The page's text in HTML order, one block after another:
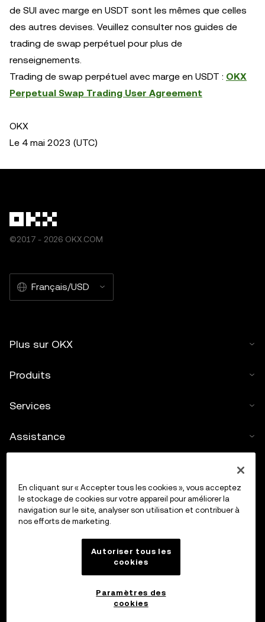
de SUI avec marge en USDT sont les mêmes que celles
des autres devises. Veuillez consulter nos guides de
trading de swap perpétuel pour plus de
renseignements.
Trading de swap perpétuel avec marge en USDT : OKX
Perpetual Swap Trading User Agreement
OKX
Le 4 mai 2023 (UTC)
©2017 - 2026 OKX.COM
Français/USD
Plus sur OKX
Produits
Services
Assistance
Calculateur de cryptos
En cliquant sur « Accepter tous les cookies », vous acceptez
le stockage de cookies sur votre appareil pour améliorer la
navigation sur le site, analyser son utilisation et contribuer à
nos efforts de marketing.
Autoriser tous les
cookies
Paramètres des
cookies